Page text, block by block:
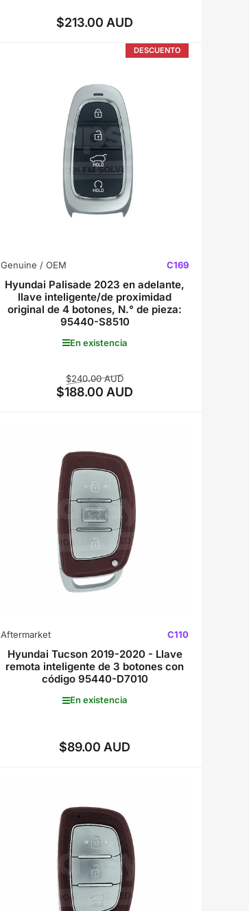
Precio
$213.00 AUD
DESCUENTO
Genuine / OEM C169
Hyundai Palisade 2023 en adelante,
llave inteligente/de proximidad
original de 4 botones, N.° de pieza:
95440-S8510
En existencia
Precio
regular
$240.00 AUDPrecio
de
$188.00 AUD
Aftermarket C110
Hyundai Tucson 2019-2020 - Llave
remota inteligente de 3 botones con
código 95440-D7010
En existencia
Precio
$89.00 AUD